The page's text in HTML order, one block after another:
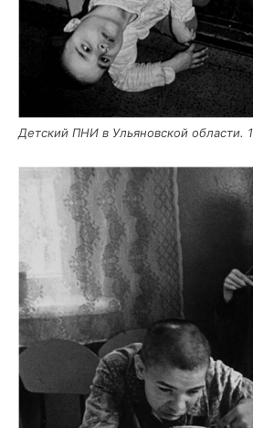
Дет­ский ПНИ в Улья­нов­ской обла­сти.